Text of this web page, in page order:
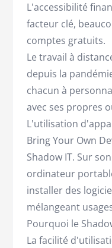
L'accessibilité
facteur clé,
comptes gratuits.
Le travail à
depuis la
chacun à
avec ses propres
L'utilisation
Bring Your Own
Shadow IT. Sur
ordinateur
installer des
mélangeant
Pourquoi le
La facilité